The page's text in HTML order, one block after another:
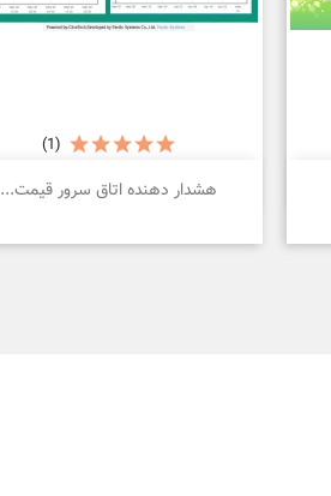
هشدار دهنده اتاق سرور قیمت...
(1)
نمایش سریع